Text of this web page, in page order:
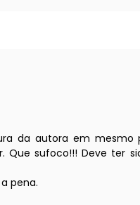
da autora em mesmo
Que sufoco!!! Deve ter
pena.